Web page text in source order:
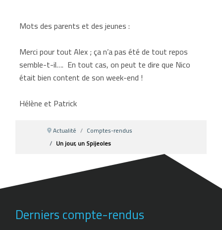
Mots des parents et des jeunes :
Merci pour tout Alex ; ça n’a pas été de tout repos
semble-t-il…. En tout cas, on peut te dire que Nico
était bien content de son week-end !
Hélène et Patrick
Actualité
Comptes-rendus
Un jour, un Spijeoles
Derniers compte-rendus